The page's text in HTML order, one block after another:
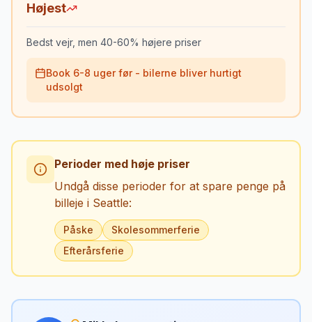
Højest
Bedst vejr, men 40-60% højere priser
Book 6-8 uger før - bilerne bliver hurtigt
udsolgt
Perioder med høje priser
Undgå disse perioder for at spare penge på
billeje i Seattle:
Påske
Skolesommerferie
Efterårsferie